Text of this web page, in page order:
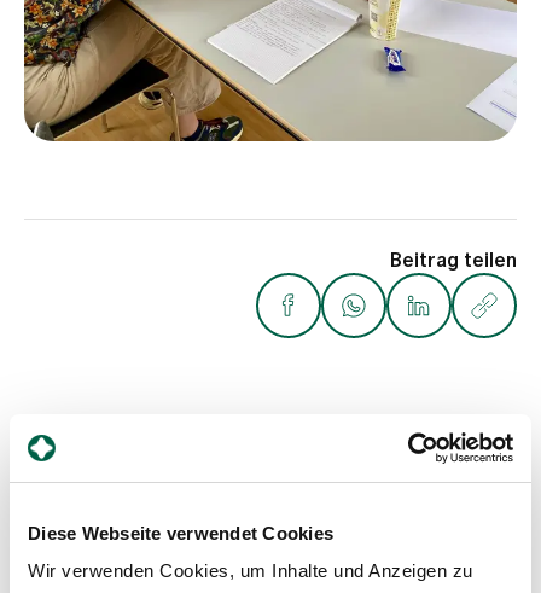
Diese Webseite verwendet Cookies
Wir verwenden Cookies, um Inhalte und Anzeigen zu
Beitrag teilen
Weitere Beiträge